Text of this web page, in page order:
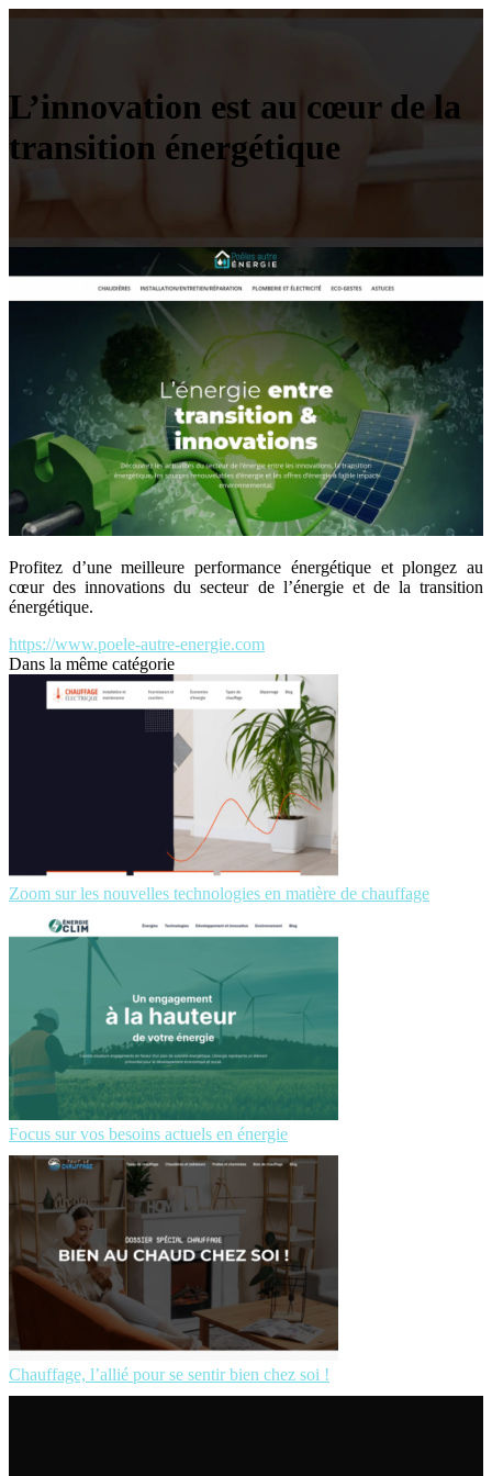
L’innovation est au cœur de la
transition énergétique
Profitez d’une meilleure performance énergétique et plongez au
cœur des innovations du secteur de l’énergie et de la transition
énergétique.
https://www.poele-autre-energie.com
Dans la même catégorie
Zoom sur les nouvelles technologies en matière de chauffage
Focus sur vos besoins actuels en énergie
Chauffage, l’allié pour se sentir bien chez soi !